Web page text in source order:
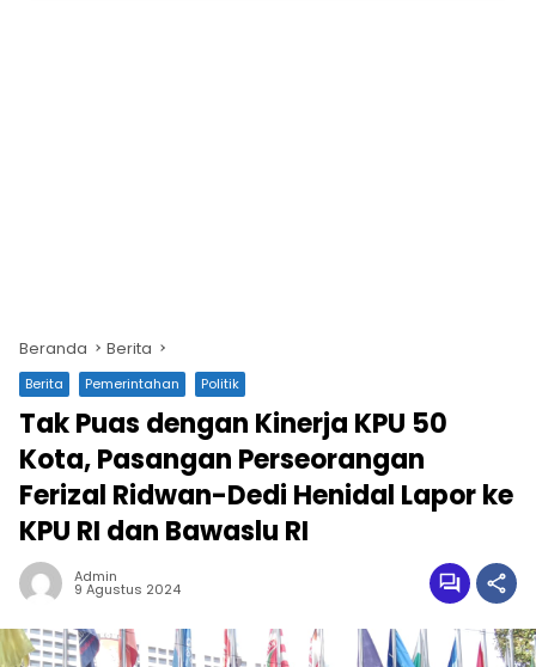
Beranda Berita
Berita Pemerintahan Politik
Tak Puas dengan Kinerja KPU 50
Kota, Pasangan Perseorangan
Ferizal Ridwan-Dedi Henidal Lapor ke
KPU RI dan Bawaslu RI
Admin
9 Agustus 2024